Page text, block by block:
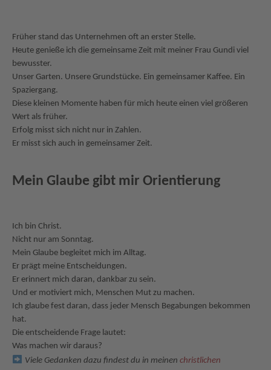
Früher stand das Unternehmen oft an erster Stelle.
Heute genieße ich die gemeinsame Zeit mit meiner Frau Gundi viel
bewusster.
Unser Garten. Unsere Grundstücke. Ein gemeinsamer Kaffee. Ein
Spaziergang.
Diese kleinen Momente haben für mich heute einen viel größeren
Wert als früher.
Erfolg misst sich nicht nur in Zahlen.
Er misst sich auch in gemeinsamer Zeit.
Mein Glaube gibt mir Orientierung
Ich bin Christ.
Nicht nur am Sonntag.
Mein Glaube begleitet mich im Alltag.
Er prägt meine Entscheidungen.
Er erinnert mich daran, dankbar zu sein.
Und er motiviert mich, Menschen Mut zu machen.
Ich glaube fest daran, dass jeder Mensch Begabungen bekommen
hat.
Die entscheidende Frage lautet:
Was machen wir daraus?
Viele Gedanken dazu findest du in meinen christlichen